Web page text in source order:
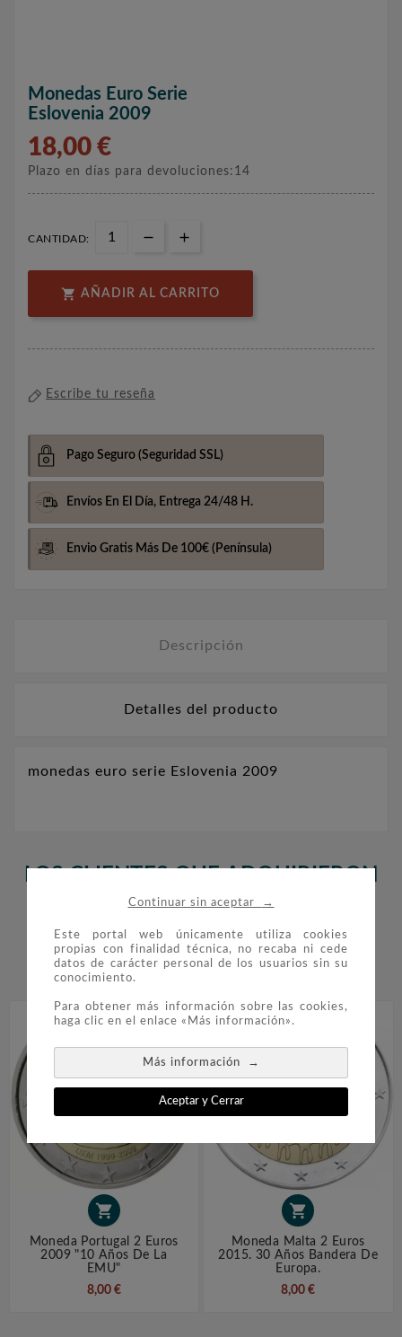
Continuar sin aceptar →
Este portal web únicamente utiliza cookies
propias con finalidad técnica, no recaba ni cede
datos de carácter personal de los usuarios sin su
conocimiento.
Para obtener más información sobre las cookies,
haga clic en el enlace «Más información».
Más información →
Aceptar y Cerrar
Monedas Euro Serie
Eslovenia 2009
18,00 €
Plazo en días para devoluciones:14
CANTIDAD:
 AÑADIR AL CARRITO
Escribe tu reseña
Pago Seguro (Seguridad SSL)
Envíos En El Día, Entrega 24/48 H.
Envio Gratis Más De 100€ (Península)
Descripción
Detalles del producto
monedas euro serie Eslovenia 2009
LOS CLIENTES QUE ADQUIRIERON
ESTE PRODUCTO TAMBIÉN
COMPRARON:
 

Moneda Portugal 2 Euros
2009 "10 Años De La
EMU"
8,00 €

Moneda Malta 2 Euros
2015. 30 Años Bandera De
Europa.
8,00 €